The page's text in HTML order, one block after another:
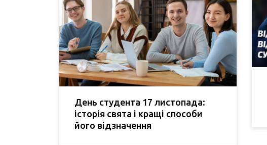
День студента 17 листопада:
історія свята і кращі способи
його відзначення